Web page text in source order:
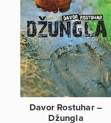
Davor Rostuhar –
Džungla